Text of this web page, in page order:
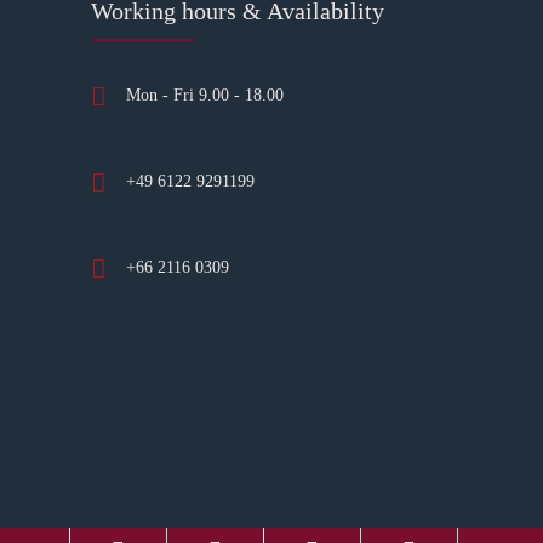
Working hours & Availability
Mon - Fri 9.00 - 18.00
+49 6122 9291199
+66 2116 0309